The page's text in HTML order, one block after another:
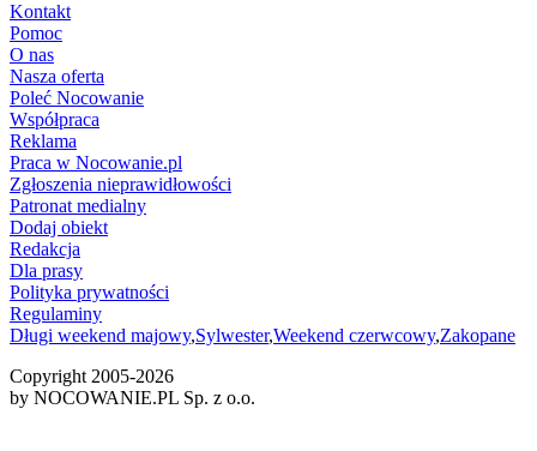
Kontakt
Pomoc
O nas
Nasza oferta
Poleć Nocowanie
Współpraca
Reklama
Praca w Nocowanie.pl
Zgłoszenia nieprawidłowości
Patronat medialny
Dodaj obiekt
Redakcja
Dla prasy
Polityka prywatności
Regulaminy
Długi weekend majowy,Sylwester,Weekend czerwcowy,Zakopane
Copyright 2005-2026
by NOCOWANIE.PL Sp. z o.o.